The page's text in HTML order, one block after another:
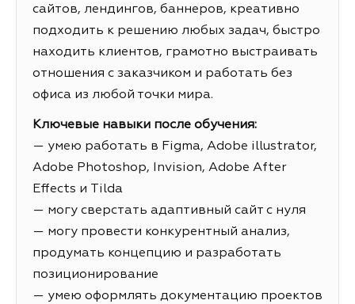
сайтов, лендингов, баннеров, креативно
подходить к решению любых задач, быстро
находить клиентов, грамотно выстраивать
отношения с заказчиком и работать без
офиса из любой точки мира.
Ключевые навыки после обучения:
— умею работать в Figma, Adobe illustrator,
Adobe Photoshop, Invision, Adobe After
Effects и Tilda
— могу сверстать адаптивный сайт с нуля
— могу провести конкурентный анализ,
продумать концепцию и разработать
позиционирование
— умею оформлять документацию проектов